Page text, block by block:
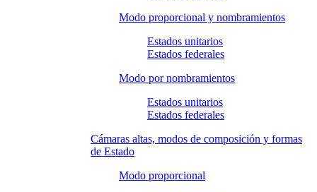
Modo proporcional y nombramientos
Estados unitarios
Estados federales
Modo por nombramientos
Estados unitarios
Estados federales
Cámaras altas, modos de composición y formas
de Estado
Modo proporcional